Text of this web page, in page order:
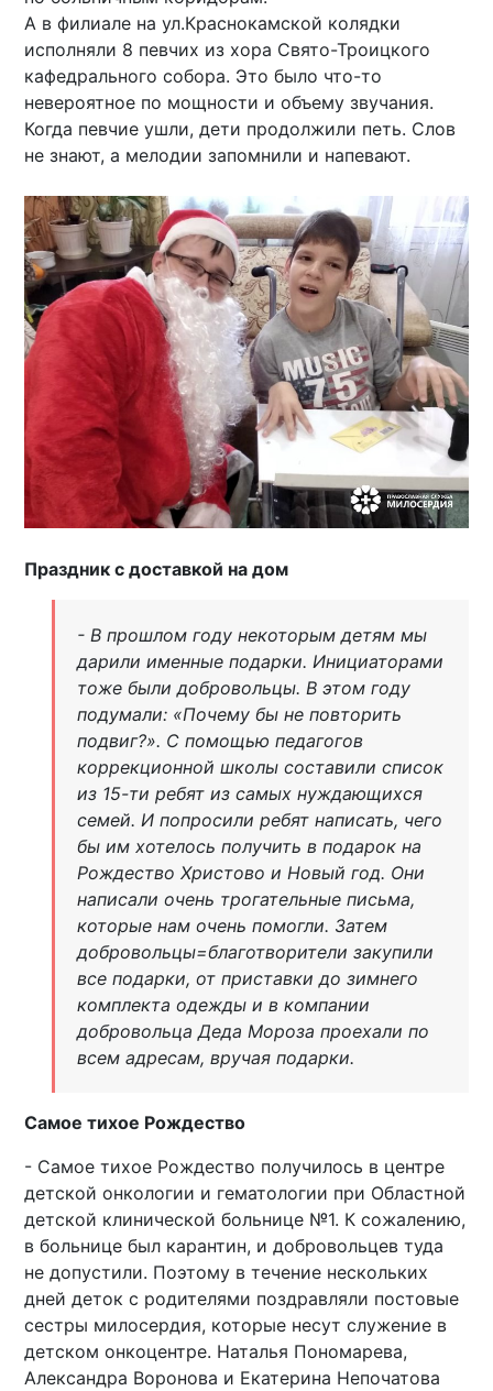
А в филиале на ул.Краснокамской колядки
исполняли 8 певчих из хора Свято-Троицкого
кафедрального собора. Это было что-то
невероятное по мощности и объему звучания.
Когда певчие ушли, дети продолжили петь. Слов
не знают, а мелодии запомнили и напевают.
Праздник с доставкой на дом
- В прошлом году некоторым детям мы
дарили именные подарки. Инициаторами
тоже были добровольцы. В этом году
подумали: «Почему бы не повторить
подвиг?». С помощью педагогов
коррекционной школы составили список
из 15-ти ребят из самых нуждающихся
семей. И попросили ребят написать, чего
бы им хотелось получить в подарок на
Рождество Христово и Новый год. Они
написали очень трогательные письма,
которые нам очень помогли. Затем
добровольцы=благотворители закупили
все подарки, от приставки до зимнего
комплекта одежды и в компании
добровольца Деда Мороза проехали по
всем адресам, вручая подарки.
Самое тихое Рождество
- Самое тихое Рождество получилось в центре
детской онкологии и гематологии при Областной
детской клинической больнице №1. К сожалению,
в больнице был карантин, и добровольцев туда
не допустили. Поэтому в течение нескольких
дней деток с родителями поздравляли постовые
сестры милосердия, которые несут служение в
детском онкоцентре. Наталья Пономарева,
Александра Воронова и Екатерина Непочатова